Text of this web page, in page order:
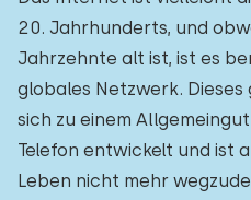
20. Jahrhunderts, und
Jahrzehnte alt ist, ist es
globales Netzwerk.
sich zu einem
Telefon entwickelt und ist
Leben nicht mehr